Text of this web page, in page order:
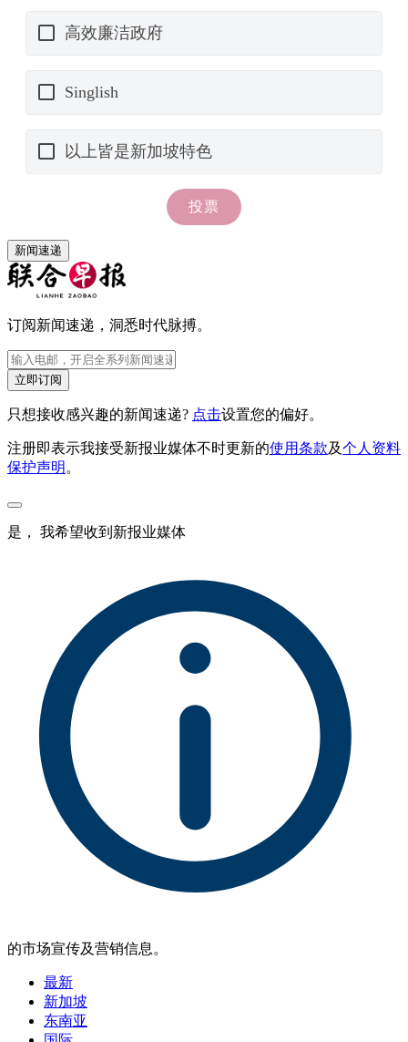
新闻速递
订阅新闻速递，洞悉时代脉搏。
立即订阅
只想接收感兴趣的新闻速递? 点击设置您的偏好。
注册即表示我接受新报业媒体不时更新的使用条款及个人资料
保护声明 。
是， 我希望收到新报业媒体
的市场宣传及营销信息。
最新
新加坡
东南亚